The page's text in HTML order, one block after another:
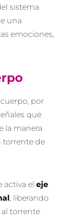
sistema
una
emociones,
por
que
la manera
torrente de
activa eleje
, liberando
torrente